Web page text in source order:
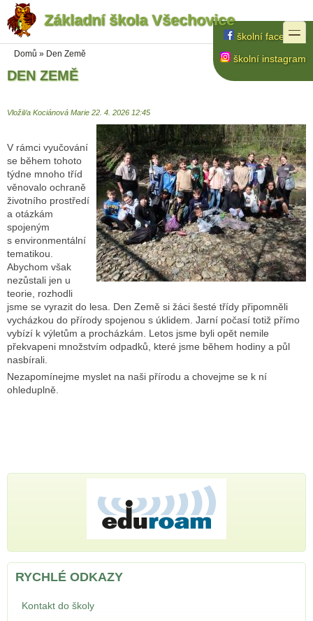
Přejít k hlavnímu obsahu
Přejít k vyhledávání na webu
školní facebook
školní instagram
Základní škola Všechovice
toggle
Jste zde
Domů » Den Země
DEN ZEMĚ
Vložil/a Kociánová Marie 22. 4. 2026 12:45
V rámci vyučování
se během tohoto
týdne mnoho tříd
věnovalo ochraně
životního prostředí
a otázkám
spojeným
s environmentální
tematikou.
Abychom však
nezůstali jen u
teorie, rozhodli
jsme se vyrazit do lesa. Den Země si žáci šesté třídy připomněli
vycházkou do přírody spojenou s úklidem. Jarní počasí totiž přímo
vybízí k výletům a procházkám. Letos jsme byli opět nemile
překvapeni množstvím odpadků, které jsme během hodiny a půl
nasbírali.
Nezapomínejme myslet na naši přírodu a chovejme se k ní
ohleduplně.
RYCHLÉ ODKAZY
Kontakt do školy